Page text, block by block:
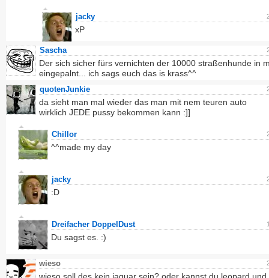
jacky
xP
Sascha
Der sich sicher fürs vernichten der 10000 straßenhunde in
eingepalnt... ich sags euch das is krass^^
quotenJunkie
da sieht man mal wieder das man mit nem teuren auto
wirklich JEDE pussy bekommen kann :]]
Chillor
^^made my day
jacky
:D
Dreifacher DoppelDust
Du sagst es. :)
wieso